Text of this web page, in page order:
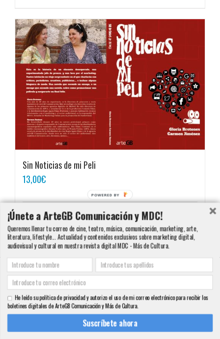
Sin Noticias de mi Peli
13,00€
Añadir al carrito
Copyright 2000 - 2016 ArteGB | Todos los derechos reservados |Aviso legal -
Condiciones de Venta y Privacidad - Política de Cookies
info@artegb.com - 915 221 343.
Twitter YouTubePinterestInstagram
¡Únete a ArteGB Comunicación y MDC!
Queremos llenar tu correo de cine, teatro, música, comunicación, marketing, arte,
literatura, lifestyle... Actualidad y contenidos exclusivos sobre marketing digital,
audiovisual y cultural en nuestra revista digital MDC - Más de Cultura.
Suscríbete ahora
He leído su política de privacidad y autorizo el uso de mi correo electrónico para recibir los
boletines digitales de ArteGB Comunicación y Más de Cultura.
POWERED BY